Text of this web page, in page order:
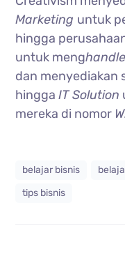
Marketing untuk
hingga
untuk meng
dan menyediakan
hinggaIT Solution
mereka di nomor
belajar bisnis
tips bisnis